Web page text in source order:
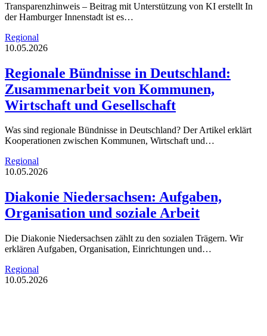
Transparenzhinweis – Beitrag mit Unterstützung von KI erstellt In
der Hamburger Innenstadt ist es…
Regional
10.05.2026
Regionale Bündnisse in Deutschland:
Zusammenarbeit von Kommunen,
Wirtschaft und Gesellschaft
Was sind regionale Bündnisse in Deutschland? Der Artikel erklärt
Kooperationen zwischen Kommunen, Wirtschaft und…
Regional
10.05.2026
Diakonie Niedersachsen: Aufgaben,
Organisation und soziale Arbeit
Die Diakonie Niedersachsen zählt zu den sozialen Trägern. Wir
erklären Aufgaben, Organisation, Einrichtungen und…
Regional
10.05.2026